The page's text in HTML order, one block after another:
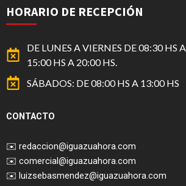
HORARIO DE RECEPCIÓN
DE LUNES A VIERNES DE 08:30 HS
15:00 HS A 20:00 HS.
SÁBADOS: DE 08:00 HS A 13:00 HS
CONTACTO
✉️ redaccion@iguazuahora.com
✉️ comercial@iguazuahora.com
✉️ luizsebasmendez@iguazuahora.com